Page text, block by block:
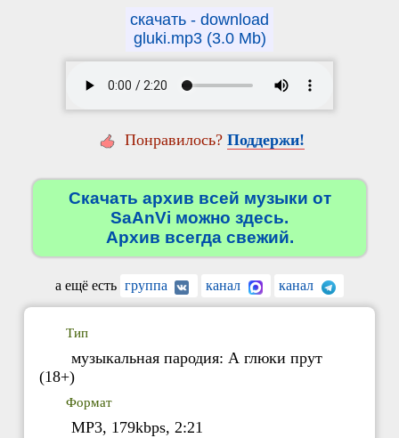
скачать - download
gluki.mp3 (3.0 Mb)
Понравилось? Поддержи!
Скачать архив всей музыки от
SaAnVi можно здесь.
Архив всегда свежий.
а ещё есть группа канал канал
Тип
музыкальная пародия: А глюки прут
(18+)
Формат
MP3, 179kbps, 2:21